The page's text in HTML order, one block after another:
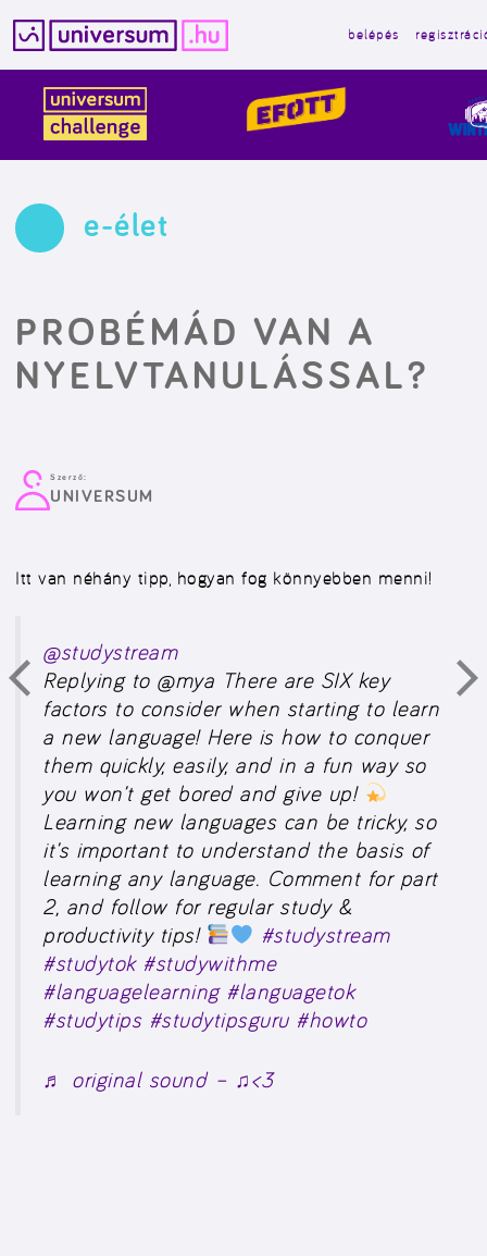
tartalomba
belépés
e-élet
PROBÉMÁD VAN A
NYELVTANULÁSSAL?
Szerző:
UNIVERSUM
Itt van néhány tipp, hogyan fog könnyebben menni!
@studystream
Replying to @mya There are SIX key
factors to consider when starting to learn
a new language! Here is how to conquer
them quickly, easily, and in a fun way so
you won’t get bored and give up!
Learning new languages can be tricky, so
it’s important to understand the basis of
learning any language. Comment for part
2, and follow for regular study &
productivity tips!
#studystream
#studytok #studywithme
#languagelearning #languagetok
#studytips #studytipsguru #howto
♬ original sound – ♫︎<3